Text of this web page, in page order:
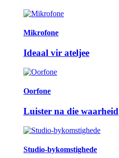
Mikrofone
Ideaal vir ateljee
Oorfone
Luister na die waarheid
Studio-bykomstighede